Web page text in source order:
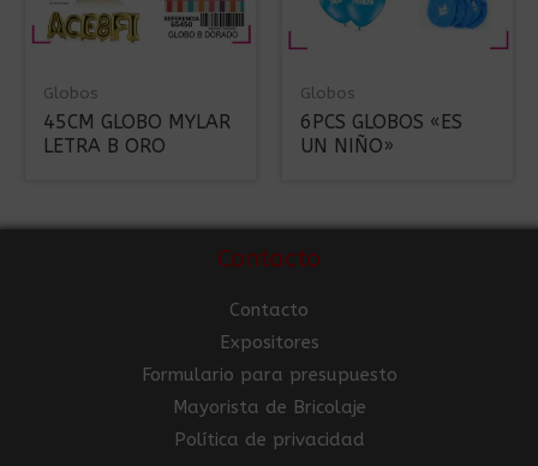
Globos
45CM GLOBO MYLAR
LETRA B ORO
Globos
6PCS GLOBOS «ES
UN NIÑO»
Contacto
Contacto
Expositores
Formulario para presupuesto
Mayorista de Bricolaje
Política de privacidad